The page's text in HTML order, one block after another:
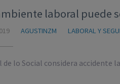
laboral puede
AGUSTINZM LABORAL Y
de lo Social considera accidente